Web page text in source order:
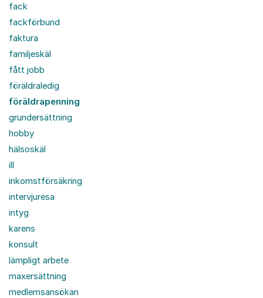
fack
fackförbund
faktura
familjeskäl
fått jobb
föräldraledig
föräldrapenning
grundersättning
hobby
hälsoskäl
ill
inkomstförsäkring
intervjuresa
intyg
karens
konsult
lämpligt arbete
maxersättning
medlemsansökan